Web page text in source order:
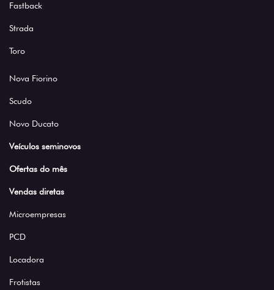
Fastback
Strada
Toro
Nova Fiorino
Scudo
Novo Ducato
Veículos seminovos
Ofertas do mês
Vendas diretas
Microempresas
PCD
Locadora
Frotistas